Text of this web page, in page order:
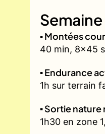
▪️ Montées
40 min, 8x45
▪️ Endurance
1h sur terrain
▪️ Sortie
1h30 en zone